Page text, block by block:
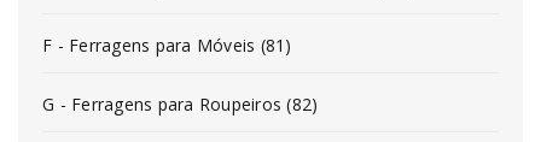
F - Ferragens para Móveis (81)
G - Ferragens para Roupeiros (82)